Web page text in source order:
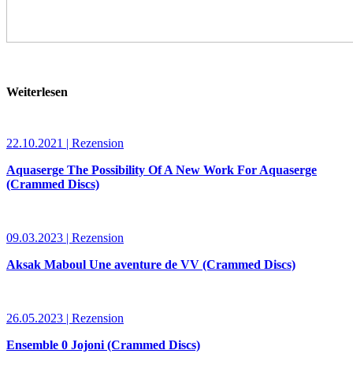
Weiterlesen
22.10.2021 | Rezension
Aquaserge The Possibility Of A New Work For Aquaserge
(Crammed Discs)
09.03.2023 | Rezension
Aksak Maboul Une aventure de VV (Crammed Discs)
26.05.2023 | Rezension
Ensemble 0 Jojoni (Crammed Discs)